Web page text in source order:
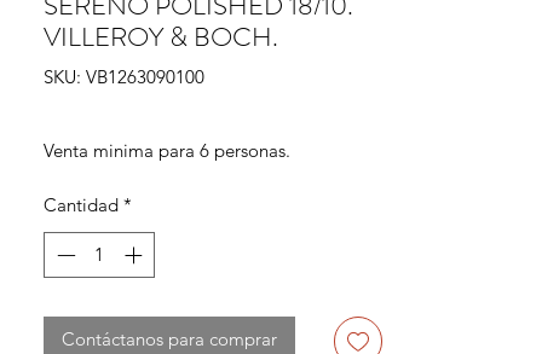
VILLEROY & BOCH.
SKU: VB1263090100
Venta minima para 6 personas.
Cantidad *
Contáctanos para comprar